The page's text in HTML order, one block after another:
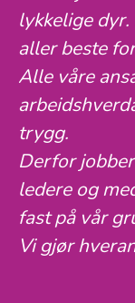
lykkelige
aller beste
Alle våre
trygg.
Derfor
ledere og
fast på vår
Vi gjør